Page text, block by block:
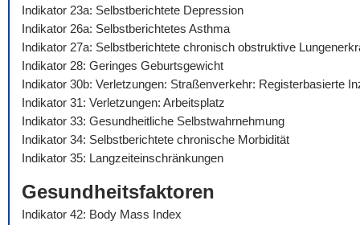
Indikator 23a: Selbstberichtete Depression
Indikator 26a: Selbstberichtetes Asthma
Indikator 27a: Selbstberichtete chronisch obstruktive
Indikator 28: Geringes Geburtsgewicht
Indikator 30b: Verletzungen: Straßenverkehr: Registerbasierte
Indikator 31: Verletzungen: Arbeitsplatz
Indikator 33: Gesundheitliche Selbstwahrnehmung
Indikator 34: Selbstberichtete chronische Morbidität
Indikator 35: Langzeiteinschränkungen
Gesundheitsfaktoren
Indikator 42: Body Mass Index